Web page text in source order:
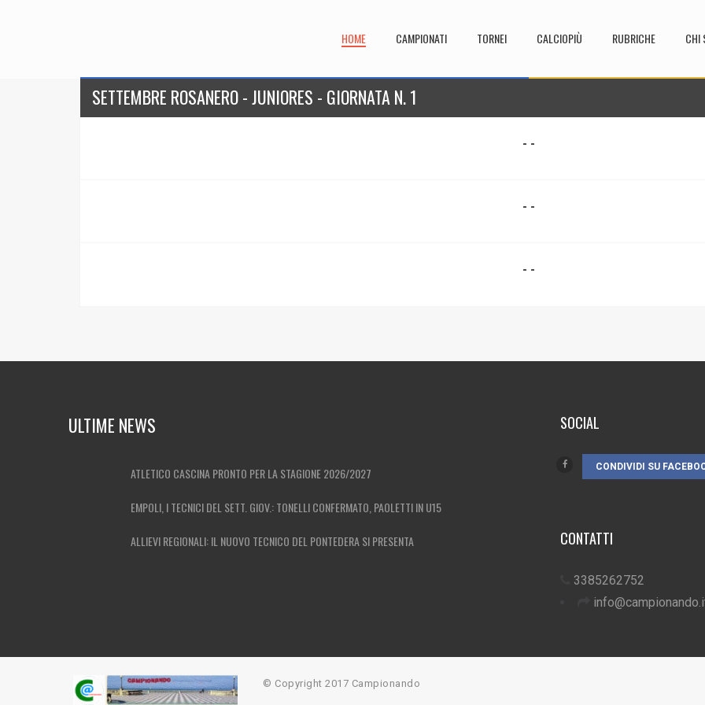
HOME CAMPIONATI TORNEI CALCIOPIÙ RUBRICHE CHI
SETTEMBRE ROSANERO - JUNIORES - GIORNATA N. 1
- -
- -
- -
ULTIME NEWS
ATLETICO CASCINA PRONTO PER LA STAGIONE 2026/2027
EMPOLI, I TECNICI DEL SETT. GIOV.: TONELLI CONFERMATO, PAOLETTI IN U15
ALLIEVI REGIONALI: IL NUOVO TECNICO DEL PONTEDERA SI PRESENTA
SOCIAL
CONDIVIDI SU
CONTATTI
3385262752
© Copyright 2017 Campionando